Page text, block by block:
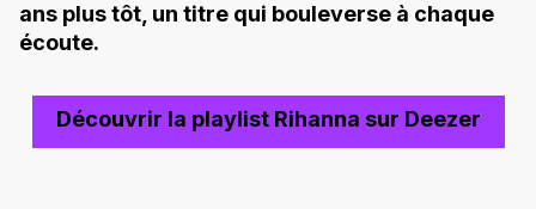
ans plus tôt, un titre qui bouleverse à chaque
écoute.
Découvrir la playlist Rihanna sur Deezer